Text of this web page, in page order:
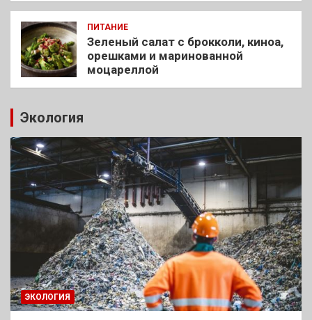
ПИТАНИЕ
Зеленый салат с брокколи, киноа,
орешками и маринованной
моцареллой
Экология
ЭКОЛОГИЯ